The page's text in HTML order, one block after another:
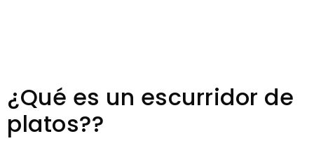
¿Qué es un escurridor de
platos??